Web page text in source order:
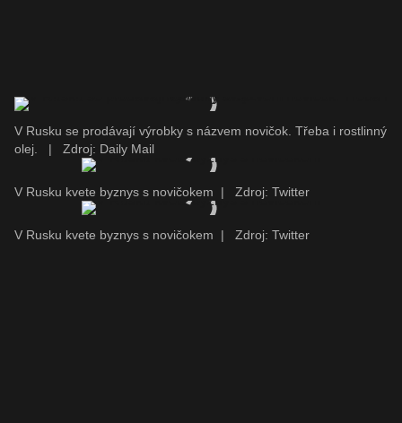
V Rusku se prodávají výrobky s názvem novičok. Třeba i rostlinný
olej.
| Zdroj: Daily Mail
V Rusku kvete byznys s novičokem | Zdroj: Twitter
V Rusku kvete byznys s novičokem | Zdroj: Twitter